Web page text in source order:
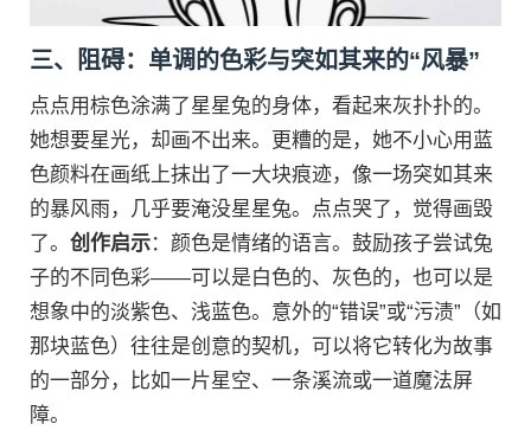
三、阻碍：单调的色彩与突如其来的“风暴”
点点用棕色涂满了星星兔的身体，看起来灰扑扑的。
她想要星光，却画不出来。更糟的是，她不小心用蓝
色颜料在画纸上抹出了一大块痕迹，像一场突如其来
的暴风雨，几乎要淹没星星兔。点点哭了，觉得画毁
了。 创作启示：颜色是情绪的语言。鼓励孩子尝试兔
子的不同色彩——可以是白色的、灰色的，也可以是
想象中的淡紫色、浅蓝色。意外的“错误”或“污渍”（如
那块蓝色）往往是创意的契机，可以将它转化为故事
的一部分，比如一片星空、一条溪流或一道魔法屏
障。